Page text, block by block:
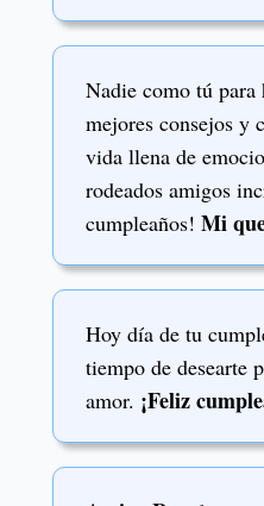
Nadie como tú para
mejores consejos y
vida llena de
rodeados amigos
cumpleaños! Mi
Hoy día de tu
tiempo de desearte
amor. ¡Feliz